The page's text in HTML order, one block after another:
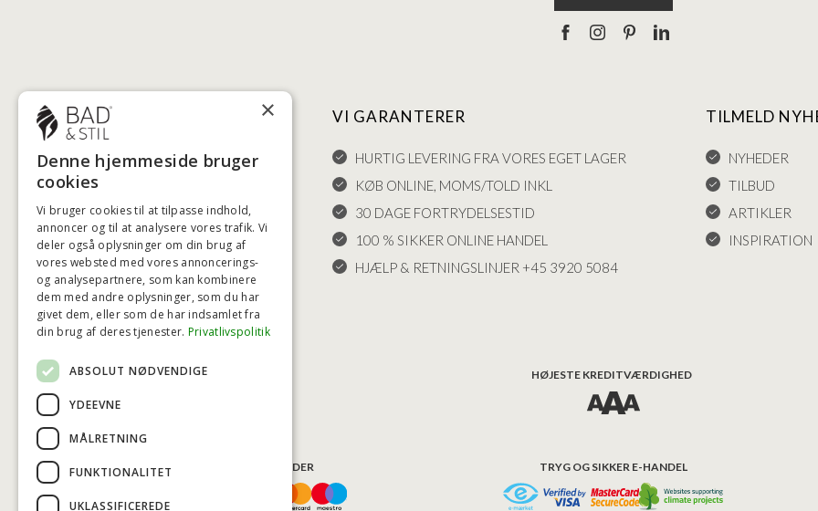
NYTTIGE LINKS
HANDELSBETINGELSER
LEVERING OG RETURET
FORTRYDELSESRET
KLAGER
FRAGT
INDSTILLINGER FOR COOKIES
VI GARANTERER
HURTIG LEVERING FRA VORES EGET LAGER
KØB ONLINE, MOMS/TOLD INKL
30 DAGE FORTRYDELSESTID
100 % SIKKER ONLINE HANDEL
HJÆLP & RETNINGSLINJER +45 3920 5084
TILMELD
NYHEDER
TILBUD
ARTIKLER
INSPIRATION
HØJESTE KREDITVÆRDIGHED
BETALINGSMULIGHEDER TRYG OG SIKKER E-HANDEL
×
Denne hjemmeside bruger
cookies
Vi bruger cookies til at tilpasse indhold,
annoncer og til at analysere vores trafik. Vi
deler også oplysninger om din brug af
vores websted med vores annoncerings-
og analysepartnere, som kan kombinere
dem med andre oplysninger, som du har
givet dem, eller som de har indsamlet fra
din brug af deres tjenester. Privatlivspolitik
ABSOLUT NØDVENDIGE
YDEEVNE
MÅLRETNING
FUNKTIONALITET
UKLASSIFICEREDE